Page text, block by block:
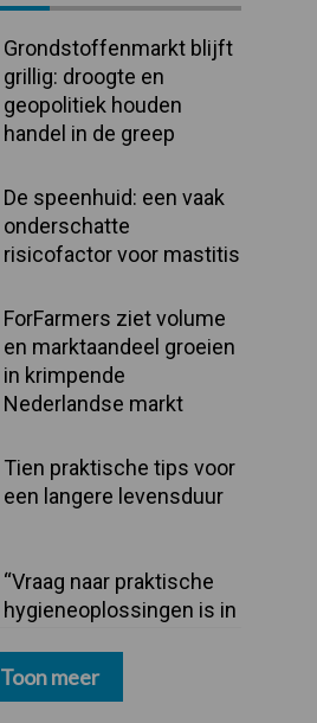
Grondstoffenmarkt blijft
grillig: droogte en
geopolitiek houden
handel in de greep
De speenhuid: een vaak
onderschatte
risicofactor voor mastitis
ForFarmers ziet volume
en marktaandeel groeien
in krimpende
Nederlandse markt
Tien praktische tips voor
een langere levensduur
“Vraag naar praktische
hygieneoplossingen is in
Toon meer